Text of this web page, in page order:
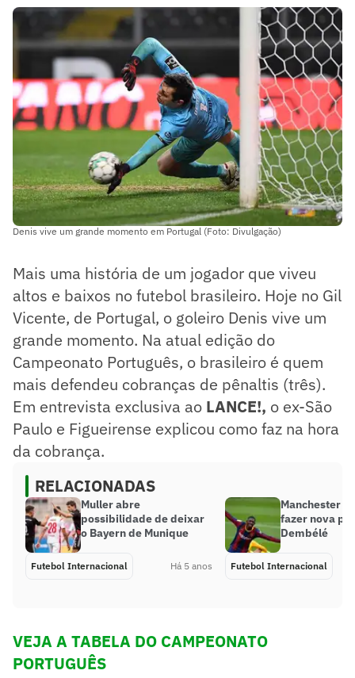
Denis vive um grande momento em Portugal (Foto: Divulgação)
Mais uma história de um jogador que viveu
altos e baixos no futebol brasileiro. Hoje no Gil
Vicente, de Portugal, o goleiro Denis vive um
grande momento. Na atual edição do
Campeonato Português, o brasileiro é quem
mais defendeu cobranças de pênaltis (três).
Em entrevista exclusiva ao LANCE!, o ex-São
Paulo e Figueirense explicou como faz na hora
da cobrança.
RELACIONADAS
Muller abre
possibilidade de deixar
o Bayern de Munique
Futebol Internacional Há 5 anos
Manchester
fazer nova
Dembélé
Futebol Internacional
VEJA A TABELA DO CAMPEONATO
PORTUGUÊS